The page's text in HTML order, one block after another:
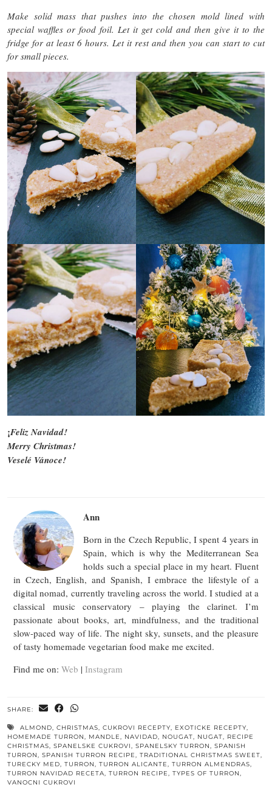
Make solid mass that pushes into the chosen mold lined with
special waffles or food foil. Let it get cold and then give it to the
fridge for at least 6 hours. Let it rest and then you can start to cut
for small pieces.
¡Feliz Navidad!
Merry Christmas!
Veselé Vánoce!
Ann
Born in the Czech Republic, I spent 4 years in
Spain, which is why the Mediterranean Sea
holds such a special place in my heart. Fluent
in Czech, English, and Spanish, I embrace the lifestyle of a
digital nomad, currently traveling across the world. I studied at a
classical music conservatory – playing the clarinet. I’m
passionate about books, art, mindfulness, and the traditional
slow-paced way of life. The night sky, sunsets, and the pleasure
of tasty homemade vegetarian food make me excited.
Find me on: Web | Instagram
SHARE:
ALMOND, CHRISTMAS, CUKROVI RECEPTY, EXOTICKE RECEPTY,
HOMEMADE TURRON, MANDLE, NAVIDAD, NOUGAT, NUGAT, RECIPE
CHRISTMAS, SPANELSKE CUKROVI, SPANELSKY TURRON, SPANISH
TURRON, SPANISH TURRON RECIPE, TRADITIONAL CHRISTMAS SWEET,
TURECKY MED, TURRON, TURRON ALICANTE, TURRON ALMENDRAS,
TURRON NAVIDAD RECETA, TURRON RECIPE, TYPES OF TURRON,
VANOCNI CUKROVI